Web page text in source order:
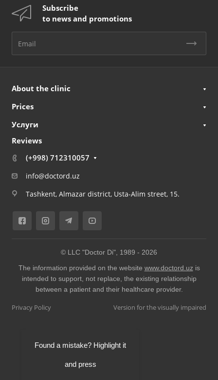
Subscribe
to news and promotions
About the clinic
Prices
Услуги
Reviews
(+998) 712310057
info@doctord.uz
Tashkent, Almazar district, Usta-Alim street, 15.
© LLC "Doctor Di", 1989 - 2026
The information provided on the website www.doctord.uz is
intended to support, not replace, the existing relationship
between a patient and their healthcare provider.
Privacy Policy Version for the visually impaired
Found a mistake? Highlight it
and press